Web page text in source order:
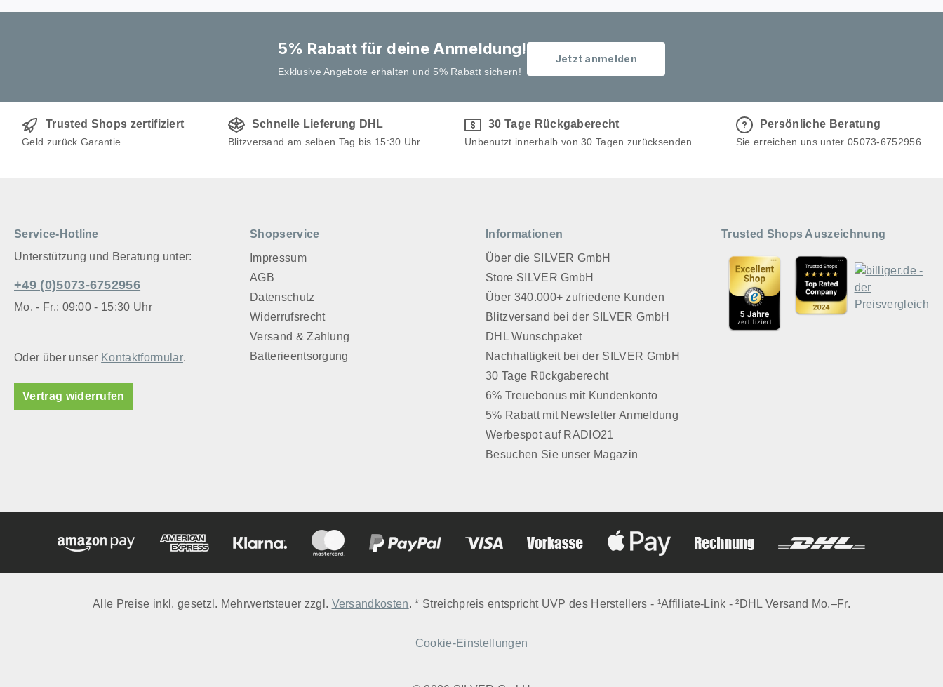
5% Rabatt für deine Anmeldung!
Exklusive Angebote erhalten und 5% Rabatt sichern!
Jetzt anmelden
Trusted Shops zertifiziert
Geld zurück Garantie
Schnelle Lieferung DHL
Blitzversand am selben Tag bis 15:30 Uhr
30 Tage Rückgaberecht
Unbenutzt innerhalb von 30 Tagen zurücksenden
Persönliche Beratung
Sie erreichen uns unter 05073-6752956
Service-Hotline
Unterstützung und Beratung unter:
+49 (0)5073-6752956
Mo. - Fr.: 09:00 - 15:30 Uhr
Oder über unser Kontaktformular.
Vertrag widerrufen
Shopservice
Impressum
AGB
Datenschutz
Widerrufsrecht
Versand & Zahlung
Batterieentsorgung
Informationen
Über die SILVER GmbH
Store SILVER GmbH
Über 340.000+ zufriedene Kunden
Blitzversand bei der SILVER GmbH
DHL Wunschpaket
Nachhaltigkeit bei der SILVER GmbH
30 Tage Rückgaberecht
6% Treuebonus mit Kundenkonto
5% Rabatt mit Newsletter Anmeldung
Werbespot auf RADIO21
Besuchen Sie unser Magazin
Trusted Shops Auszeichnung
Alle Preise inkl. gesetzl. Mehrwertsteuer zzgl. Versandkosten. * Streichpreis entspricht UVP des Herstellers - ¹Affiliate-Link - ²DHL Versand Mo.–Fr.
Cookie-Einstellungen